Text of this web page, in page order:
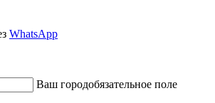
WhatsApp
Ваш городобязательное поле